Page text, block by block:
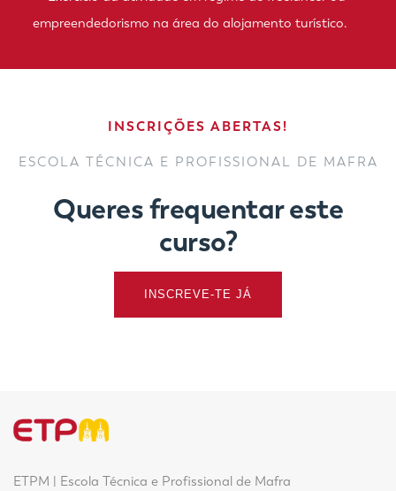
empreendedorismo na área do alojamento turístico.
INSCRIÇÕES ABERTAS!
ESCOLA TÉCNICA E PROFISSIONAL DE MAFRA
Queres frequentar este
curso?
INSCREVE-TE JÁ
ETPM | Escola Técnica e Profissional de Mafra